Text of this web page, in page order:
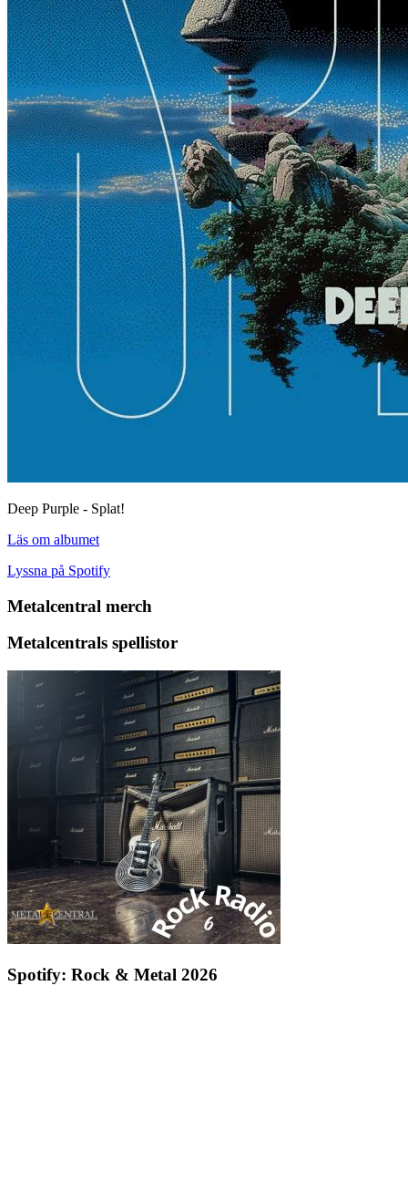
Deep Purple - Splat!
Läs om albumet
Lyssna på Spotify
Metalcentral merch
Metalcentrals spellistor
Spotify: Rock & Metal 2026